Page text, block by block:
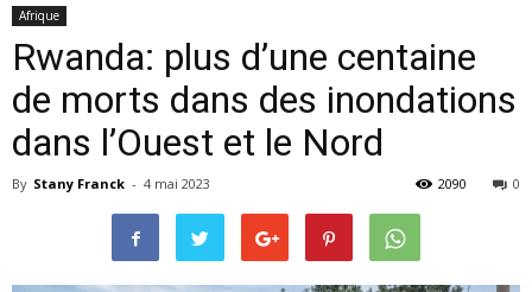
Afrique
Rwanda: plus d’une centaine
de morts dans des inondations
dans l’Ouest et le Nord
By Stany Franck - 4 mai 2023 0
2090